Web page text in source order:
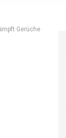
Gerüche